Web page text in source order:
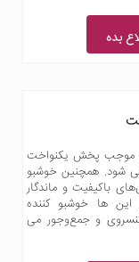
بده
موجب پخش یکنواخت
شود. همچنین خوشبو
باکیفیت و ماندگار
این ها خوشبو کننده
و جمع‌وجور می